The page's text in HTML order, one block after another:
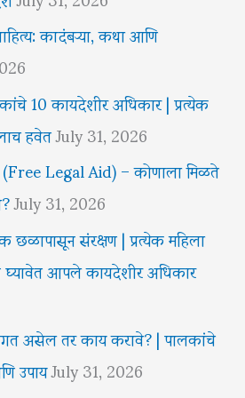
कादंबऱ्या, कथा आणि
10 कायदेशीर अधिकार | प्रत्येक
हवेतJuly 31, 2026
Legal Aid) – कोणाला मिळते
July 31, 2026
छळापासून संरक्षण | प्रत्येक महिला
घ्यावेत आपले कायदेशीर अधिकार
असेल तर काय करावे? | पालकांचे
उपायJuly 31, 2026